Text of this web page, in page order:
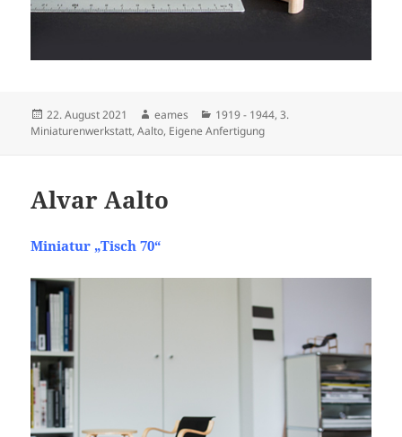
Veröffentlicht
am
22. August 2021 Autor
eames Kategorien
1919 - 1944,3.
Miniaturenwerkstatt,Aalto, Eigene Anfertigung
Alvar Aalto
Miniatur „Tisch 70“